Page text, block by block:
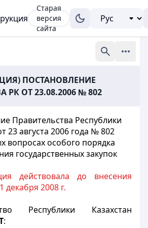
Старая
версия
сайта
ПОСТАНОВЛЕНИЕ
РК ОТ 23.08.2006 № 802
Правительства Республики
23 августа 2006 года № 802
вопросах особого порядка
государственных закупок
действовала до внесения
декабря 2008 г.
Республики Казахстан
: